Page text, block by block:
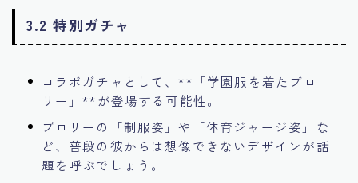
3.2 特別ガチャ
コラボガチャとして、**「学園服を着たブロ
リー」**が登場する可能性。
ブロリーの「制服姿」や「体育ジャージ姿」な
ど、普段の彼からは想像できないデザインが話
題を呼ぶでしょう。